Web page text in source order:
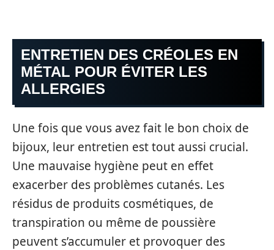
ENTRETIEN DES CRÉOLES EN
MÉTAL POUR ÉVITER LES
ALLERGIES
Une fois que vous avez fait le bon choix de
bijoux, leur entretien est tout aussi crucial.
Une mauvaise hygiène peut en effet
exacerber des problèmes cutanés. Les
résidus de produits cosmétiques, de
transpiration ou même de poussière
peuvent s’accumuler et provoquer des